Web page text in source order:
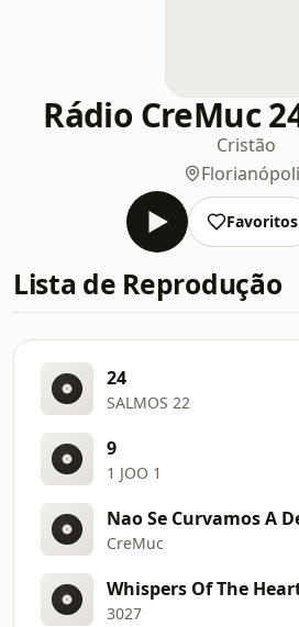
Rádio CreMuc
Cristão
Favoritos
Lista de Reprodução
24
SALMOS 22
9
1 JOO 1
Nao Se Curvamos A
CreMuc
Whispers Of The
3027